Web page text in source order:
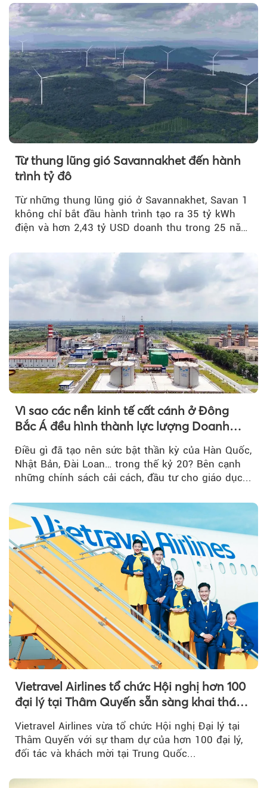
Từ thung lũng gió Savannakhet đến hành
trình tỷ đô
Từ những thung lũng gió ở Savannakhet, Savan 1
không chỉ bắt đầu hành trình tạo ra 35 tỷ kWh
điện và hơn 2,43 tỷ USD doanh thu trong 25 năm
Vì sao các nền kinh tế cất cánh ở Đông
Bắc Á đều hình thành lực lượng Doanh
Điều gì đã tạo nên sức bật thần kỳ của Hàn Quốc,
Nhật Bản, Đài Loan… trong thế kỷ 20? Bên cạnh
những chính sách cải cách, đầu tư cho giáo dục...
Vietravel Airlines tổ chức Hội nghị hơn 100
đại lý tại Thâm Quyến sẵn sàng khai thác
đường bay thẳng TP.HCM - Thâm Quyến
Vietravel Airlines vừa tổ chức Hội nghị Đại lý tại
Thâm Quyến với sự tham dự của hơn 100 đại lý,
đối tác và khách mời tại Trung Quốc...